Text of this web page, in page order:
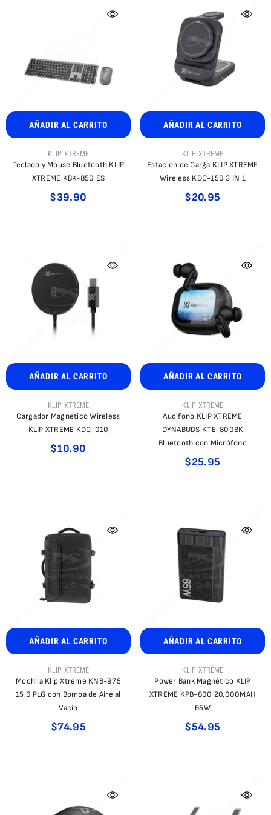
AÑADIR AL CARRITO
PROVEEDOR:KLIP XTREME
Teclado y Mouse Bluetooth KLIP
XTREME KBK-850 ES
$39.90
AÑADIR AL CARRITO
PROVEEDOR:KLIP XTREME
Estación de Carga KLIP XTREME
Wireless KDC-150 3 IN 1
$20.95
AÑADIR AL CARRITO
PROVEEDOR:KLIP XTREME
Cargador Magnetico Wireless
KLIP XTREME KDC-010
$10.90
AÑADIR AL CARRITO
PROVEEDOR:KLIP XTREME
Audifono KLIP XTREME
DYNABUDS KTE-800BK
Bluetooth con Micrófono
$25.95
AÑADIR AL CARRITO
PROVEEDOR:KLIP XTREME
Mochila Klip Xtreme KNB-975
15.6 PLG con Bomba de Aire al
Vacío
$74.95
AÑADIR AL CARRITO
PROVEEDOR:KLIP XTREME
Power Bank Magnético KLIP
XTREME KPB-800 20,000MAH
65W
$54.95